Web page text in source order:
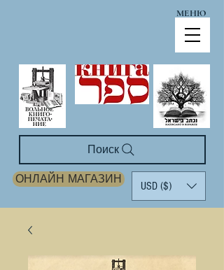
МЕНЮ
ОНЛАЙН МАГАЗИН
USD ($)
Поиск